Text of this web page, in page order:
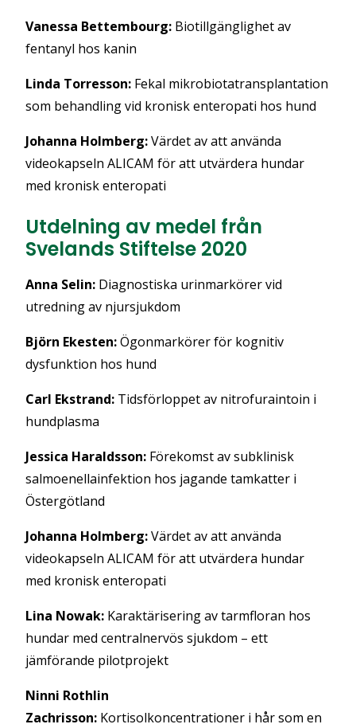
Vanessa Bettembourg: Biotillgänglighet av
fentanyl hos kanin
Linda Torresson: Fekal mikrobiotatransplantation
som behandling vid kronisk enteropati hos hund
Johanna Holmberg:Värdet av att använda
videokapseln ALICAM för att utvärdera hundar
med kronisk enteropati
Utdelning av medel från
Svelands Stiftelse 2020
Anna Selin: Diagnostiska urinmarkörer vid
utredning av njursjukdom
Björn Ekesten:Ögonmarkörer för kognitiv
dysfunktion hos hund
Carl Ekstrand: Tidsförloppet av nitrofuraintoin i
hundplasma
Jessica Haraldsson: Förekomst av subklinisk
salmoenellainfektion hos jagande tamkatter i
Östergötland
Johanna Holmberg:Värdet av att använda
videokapseln ALICAM för att utvärdera hundar
med kronisk enteropati
Lina Nowak: Karaktärisering av tarmfloran hos
hundar med centralnervös sjukdom – ett
jämförande pilotprojekt
Ninni Rothlin
Zachrisson: Kortisolkoncentrationer i hår som en